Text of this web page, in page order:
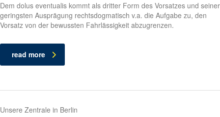
Dem dolus eventualis kommt als dritter Form des Vorsatzes und seiner
geringsten Ausprägung rechtsdogmatisch v.a. die Aufgabe zu, den
Vorsatz von der bewussten Fahrlässigkeit abzugrenzen.
read more
Unsere Zentrale in Berlin